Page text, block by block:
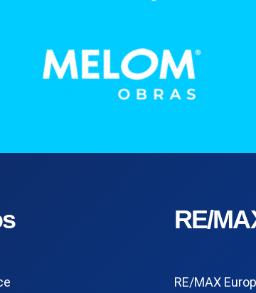
RE/
RE/MAX